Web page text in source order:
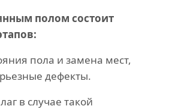
полом состоит
пола и замена мест,
дефекты.
в случае такой